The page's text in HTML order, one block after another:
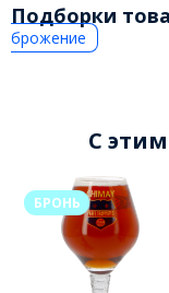
Подборки
брожение
C
БРОНЬ